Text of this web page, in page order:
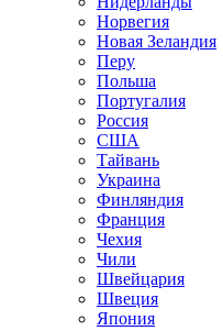
Норвегия
Новая Зеландия
Перу
Польша
Португалия
Россия
США
Тайвань
Украина
Финляндия
Франция
Чехия
Чили
Швейцария
Швеция
Япония